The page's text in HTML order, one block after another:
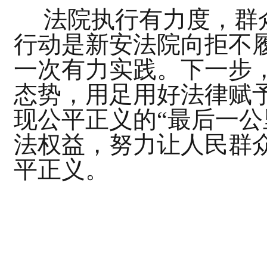
法院执行有力度，群
行动是新安法院向拒不
一次有力实践。下一步
态势，用足用好法律赋
现公平正义的“最后一
法权益，努力让人民群
平正义。